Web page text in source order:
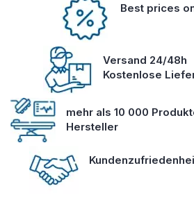
Best prices
Versand 24/48h
Kostenlose
mehr als 10 000
Hersteller